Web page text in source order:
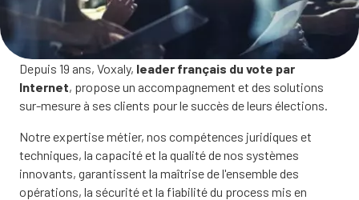
Depuis 19 ans, Voxaly, leader français du vote par
Internet, propose un accompagnement et des solutions
sur-mesure à ses clients pour le succès de leurs élections.
Notre expertise métier, nos compétences juridiques et
techniques, la capacité et la qualité de nos systèmes
innovants, garantissent la maîtrise de l'ensemble des
opérations, la sécurité et la fiabilité du process mis en